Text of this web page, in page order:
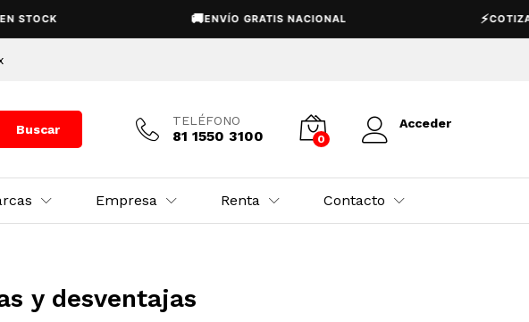
ENVÍO GRATIS NACIONAL COTIZACIÓN
Buscar
TELÉFONO
81 1550 3100 0
Acceder
Empresa Renta Contacto
y desventajas